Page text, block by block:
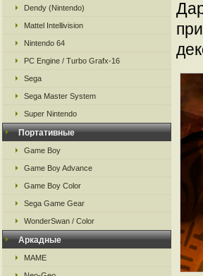
Dendy (Nintendo)
Mattel Intellivision
Nintendo 64
PC Engine / Turbo Grafx-16
Sega
Sega Master System
Super Nintendo
Портативные
Game Boy
Game Boy Advance
Game Boy Color
Sega Game Gear
WonderSwan / Color
Аркадные
MAME